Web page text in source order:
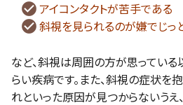
アイコンタクトが苦手である
斜視を見られるのが嫌でじっ
など、斜視は周囲の方が思っている
らい疾病です。また、斜視の症状を
れといった原因が見つからないうえ